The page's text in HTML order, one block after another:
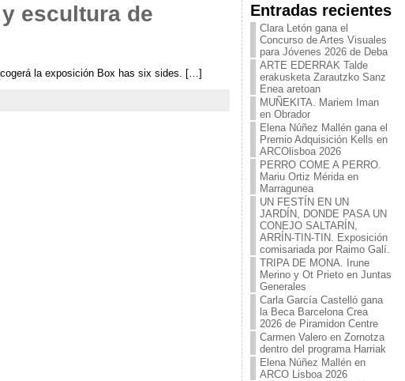
escultura de
la exposición Box has six sides. […]
Entradas recientes
Clara Letón gana el
Concurso de Artes Visuales
para Jóvenes 2026 de Deba
ARTE EDERRAK Talde
erakusketa Zarautzko Sanz
Enea aretoan
MUÑEKITA. Mariem Iman
en Obrador
Elena Núñez Mallén gana el
Premio Adquisición Kells en
ARCOlisboa 2026
PERRO COME A PERRO.
Mariu Ortiz Mérida en
Marragunea
UN FESTÍN EN UN
JARDÍN, DONDE PASA UN
CONEJO SALTARÍN,
ARRÍN-TIN-TIN. Exposición
comisariada por Raimo Galí.
TRIPA DE MONA. Irune
Merino y Ot Prieto en Juntas
Generales
Carla García Castelló gana
la Beca Barcelona Crea
2026 de Piramidon Centre
Carmen Valero en Zornotza
dentro del programa Harriak
Elena Núñez Mallén en
ARCO Lisboa 2026